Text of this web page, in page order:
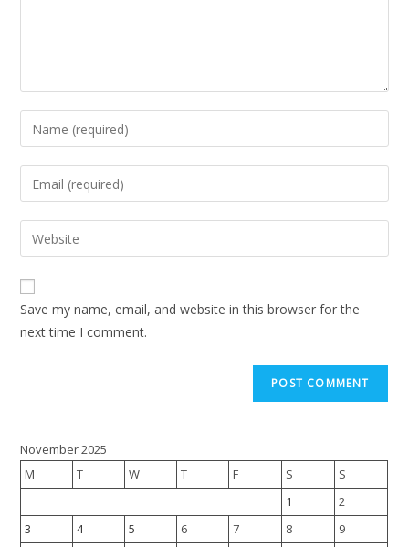
Save my name, email, and website in this browser for the
next time I comment.
November 2025
M
T W T F S
S
1
2
3
4 5 6 7 8
9